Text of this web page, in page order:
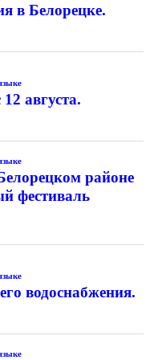
в Белорецке.
августа.
районе
фестиваль
водоснабжения.